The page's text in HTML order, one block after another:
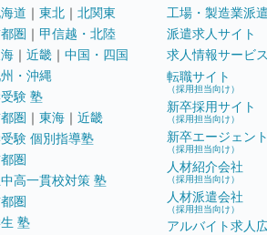
道 ｜ 東北 ｜ 北関東
圏 ｜ 甲信越・北陸
｜ 近畿 ｜ 中国・四国
・沖縄
験 塾
圏 ｜ 東海 ｜ 近畿
験 個別指導塾
圏
高一貫校対策 塾
圏
塾
工場・製造業派遣
派遣求人サイト
求人情報サービス
転職サイト
（採用担当向け）
新卒採用サイト
（採用担当向け）
新卒エージェント
（採用担当向け）
人材紹介会社
（採用担当向け）
人材派遣会社
（採用担当向け）
アルバイト求人